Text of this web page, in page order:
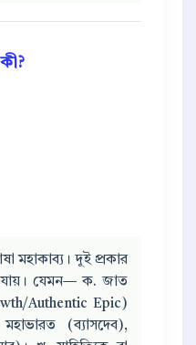
মহাকাব্য। দুই প্রকার
যায়। যেমন— ক. জাত
Authentic Epic)
(ব্যাসদেব),